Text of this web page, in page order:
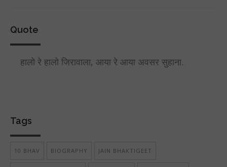
Quote
हालो रे हालो जिरावाला, आया रे आया अवसर सुहाना.
Tags
10 BHAV BIOGRAPHY JAIN BHAKTIGEET